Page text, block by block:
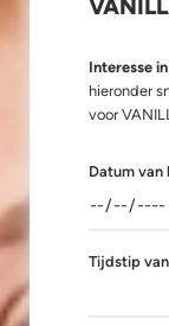
Interesse
hieronder
voor
Datum van
Tijdstip